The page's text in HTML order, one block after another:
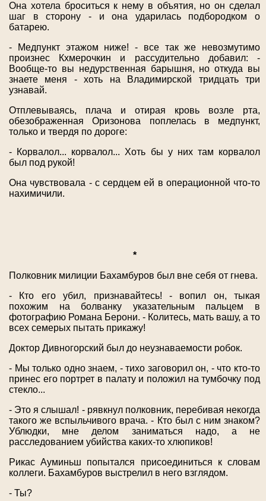
Она хотела броситься к нему в объятия, но он сделал
шаг в сторону - и она ударилась подбородком о
батарею.
- Медпункт этажом ниже! - все так же невозмутимо
произнес Кхмерочкин и рассудительно добавил: -
Вообще-то вы недурственная барышня, но откуда вы
знаете меня - хоть на Владимирской тридцать три
узнавай.
Отплевываясь, плача и отирая кровь возле рта,
обезображенная Оризонова поплелась в медпункт,
только и твердя по дороге:
- Корвалол... корвалол... Хоть бы у них там корвалол
был под рукой!
Она чувствовала - с сердцем ей в операционной что-то
нахимичили.
*
Полковник милиции Бахамбуров был вне себя от гнева.
- Кто его убил, признавайтесь! - вопил он, тыкая
похожим на болванку указательным пальцем в
фотографию Романа Берони. - Колитесь, мать вашу, а то
всех семерых пытать прикажу!
Доктор Дивногорский был до неузнаваемости робок.
- Мы только одно знаем, - тихо заговорил он, - что кто-то
принес его портрет в палату и положил на тумбочку под
стекло...
- Это я слышал! - рявкнул полковник, перебивая некогда
такого же вспыльчивого врача. - Кто был с ним знаком?
Ублюдки, мне делом заниматься надо, а не
расследованием убийства каких-то хлюпиков!
Рикас Ауминьш попытался присоединиться к словам
коллеги. Бахамбуров выстрелил в него взглядом.
- Ты?